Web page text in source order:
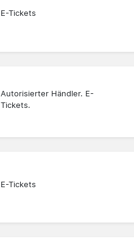
E-Tickets
Autorisierter Händler. E-
Tickets.
E-Tickets